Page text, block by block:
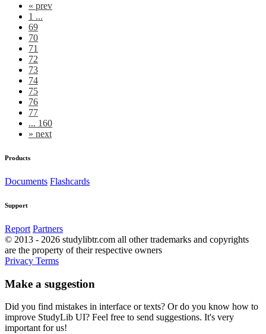
« prev
1 ...
69
70
71
72
73
74
75
76
77
... 160
» next
Products
Documents Flashcards
Support
Report Partners
© 2013 - 2026 studylibtr.com all other trademarks and copyrights
are the property of their respective owners
Privacy Terms
Make a suggestion
Did you find mistakes in interface or texts? Or do you know how to
improve StudyLib UI? Feel free to send suggestions. It's very
important for us!